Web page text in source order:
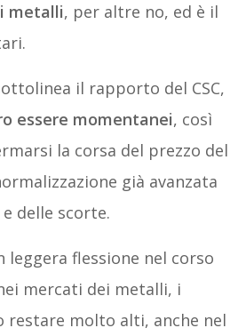
metalli, per altre no, ed è il
il rapporto del CSC,
essere momentanei, così
la corsa del prezzo del
già avanzata
delle scorte.
leggera flessione nel corso
mercati dei metalli, i
restare molto alti, anche nel